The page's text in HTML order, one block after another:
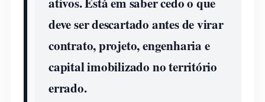
deve ser descartado antes de virar
contrato, projeto, engenharia e
capital imobilizado no território
errado.